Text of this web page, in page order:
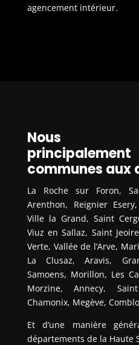
agencement intérieur.
Nous
communes aux
La Roche sur Foron,
Arenthon, Reignier
Ville la Grand, Saint
Viuz en Sallaz, Saint
Verte, Vallée de l’Arve,
La Clusaz, Aravis,
Samoens, Morillon, Les
Morzine, Annecy,
Chamonix, Megève,
Et d’une manière
départements de la Haute